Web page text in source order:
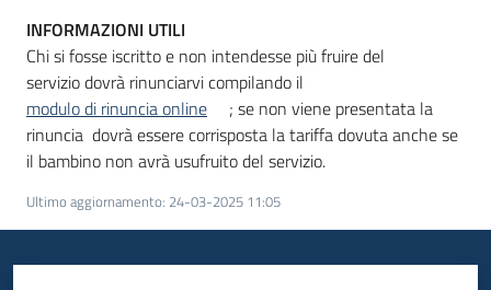
INFORMAZIONI UTILI
Chi si fosse iscritto e non intendesse più fruire del
servizio dovrà rinunciarvi compilando il
modulo di rinuncia online
; se non viene presentata la
rinuncia dovrà essere corrisposta la tariffa dovuta anche se
il bambino non avrà usufruito del servizio.
Ultimo aggiornamento: 24-03-2025 11:05